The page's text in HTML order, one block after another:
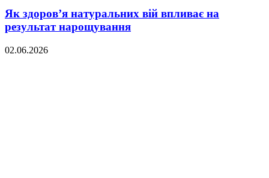
Як здоров’я натуральних вій впливає на
результат нарощування
02.06.2026